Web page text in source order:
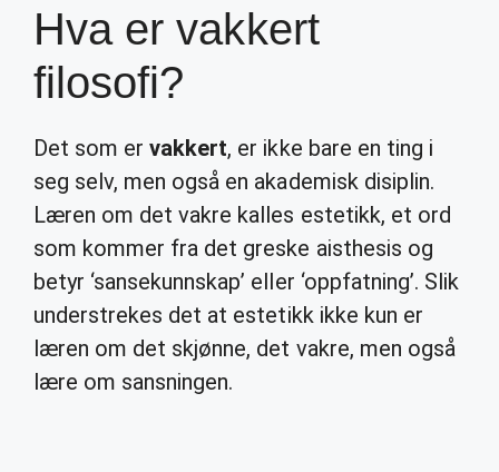
Hva er vakkert
filosofi?
Det som ervakkert, er ikke bare en ting i
seg selv, men også en akademisk disiplin.
Læren om det vakre kalles estetikk, et ord
som kommer fra det greske aisthesis og
betyr ‘sansekunnskap’ eller ‘oppfatning’. Slik
understrekes det at estetikk ikke kun er
læren om det skjønne, det vakre, men også
lære om sansningen.